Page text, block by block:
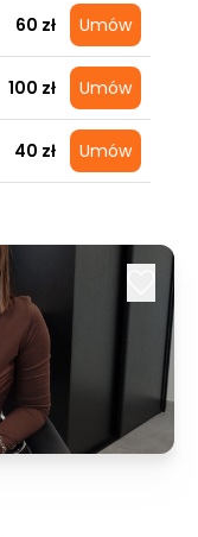
60 zł Umów
100 zł Umów
40 zł Umów